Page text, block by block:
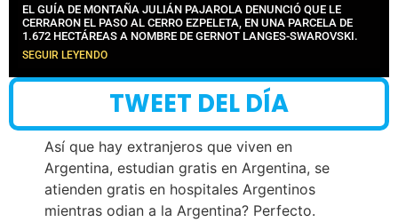
EL GUÍA DE MONTAÑA JULIÁN PAJAROLA DENUNCIÓ QUE LE
CERRARON EL PASO AL CERRO EZPELETA, EN UNA PARCELA DE
1.672 HECTÁREAS A NOMBRE DE GERNOT LANGES-SWAROVSKI.
SEGUIR LEYENDO
TWEET DEL DÍA
Así que hay extranjeros que viven en
Argentina, estudian gratis en Argentina, se
atienden gratis en hospitales Argentinos
mientras odian a la Argentina? Perfecto.